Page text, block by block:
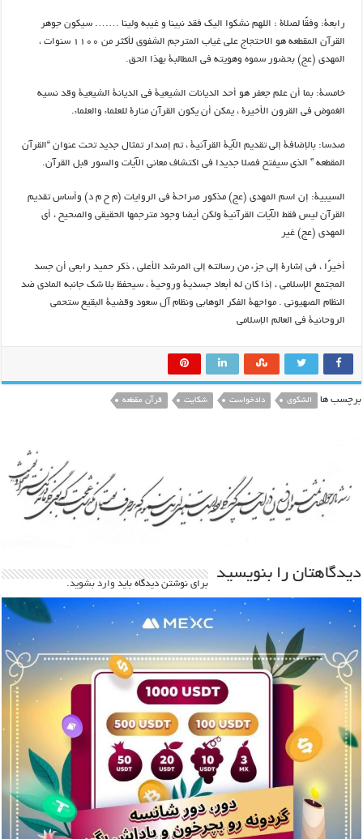
رابعة: وفقًا لصلاة : اللهم نشکوا الیک فقد نبینا و غیبه ولینا ……. سيكون جوهر
القرآن المقطعه هو الاحتجاج على غياب المترجم الشفوي لأكثر من ۱۱۰۰ سنوات ،
المهدی (عج) بحضور سموه وهويته في المطالبة بهذا الحق.
خامسة: بما أن علم جعفر هو أحد الديانات الشيعية في الديانة الشيعية وقد نسيه
الغموض في القرون الأخيرة ، يمكن أن يكون القرآن منارة للعلماء والعلماء.
صدسا: بالإضافة إلى تقديم الآية القرآنية ، تم إصدار تمثال جديد تحت عنوان “القرآن
المقطعه ” الذي سيفتح فصلا جديدا في اكتشاف معاني الآيات والسور قبل القرآن.
السيبية: إن اسم المهدی (عج) مذكور صراحة في الروايات (م ح م د) وأساس تقديم
القرآن ليس فقط الآيات القرآنية ولكن أيضا وجود مترجمها الحقيقي والصحيح ، أي
المهدی (عج) غير
أخيرًا ، في إشارة إلى جزء من رسالته إلى المرشد الأعلى ، ذكر حميد رابعی أن جسد
المجتمع الإسلامي ، إذا كان له أبعاد جسدية وروحية ، سيحفظ بلا شك جانبه المادي ضد
النظام الصهيوني . مواجهة الفكر الوهابي ونظام آل سعود وقضية البقيع ستحمي
الروحانية في العالم الإسلامي
برچسب ها الشکوی دادخواست شکایت قرآن مقطعه
دیدگاهتان را بنویسید
برای نوشتن دیدگاه باید وارد بشوید.